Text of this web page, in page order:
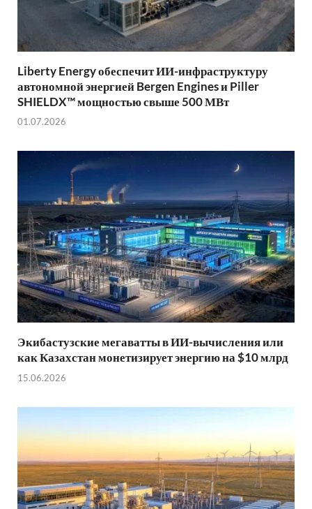
Liberty Energy обеспечит ИИ-инфраструктуру
автономной энергией Bergen Engines и Piller
SHIELDX™ мощностью свыше 500 МВт
01.07.2026
Экибастузские мегаватты в ИИ-вычисления или
как Казахстан монетизирует энергию на $10 млрд
15.06.2026